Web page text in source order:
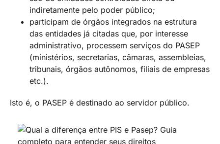
indiretamente pelo poder público;
participam de órgãos integrados na estrutura
das entidades já citadas que, por interesse
administrativo, processem serviços do PASEP
(ministérios, secretarias, câmaras, assembleias,
tribunais, órgãos autônomos, filiais de empresas
etc.).
Isto é, o PASEP é destinado ao servidor público.